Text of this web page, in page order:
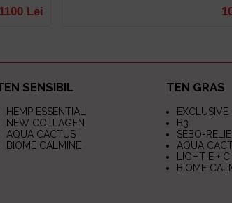
1100 Lei
SENSIBIL
HEMP ESSENTIAL
NEW COLLAGEN
AQUA CACTUS
BIOME CALMINE
TEN GRAS
EXCLUSIVE
B3
SEBO-
AQUA
LIGHT E + C
BIOME